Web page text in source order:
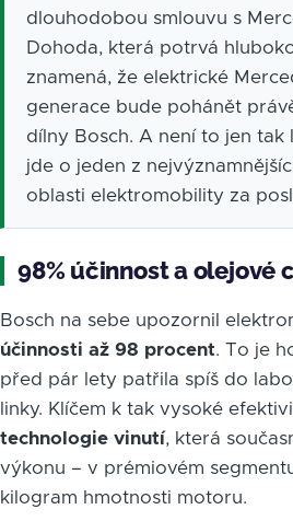
dlouhodobou smlouvu s
Dohoda, která potrvá
znamená, že elektrické
generace bude pohánět
dílny Bosch. A není to jen tak
jde o jeden z
oblasti elektromobility za
98% účinnost a olejové
Bosch na sebe upozornil
účinnosti až 98 procent. To je
před pár lety patřila spíš do
linky. Klíčem k tak vysoké
technologie vinutí, která
výkonu – v prémiovém
kilogram hmotnosti motoru.